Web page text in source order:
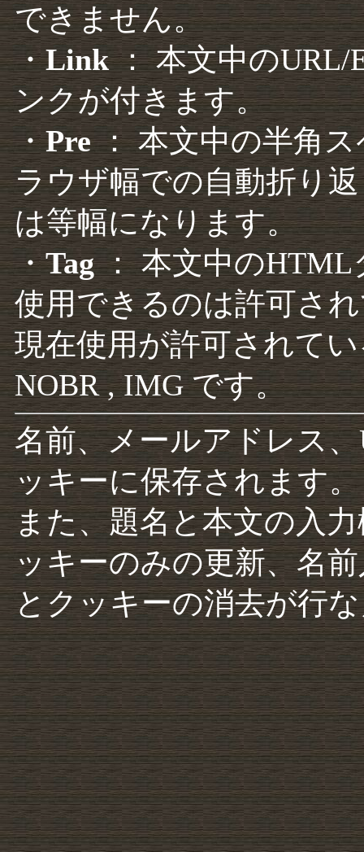
できません。
・Link： 本文中のURL/
ンクが付きます。
・Pre： 本文中の半角
ラウザ幅での自動折り
は等幅になります。
・Tag： 本文中のHTML
使用できるのは許可さ
現在使用が許可されて
NOBR , IMG です。
名前、メールアドレス
ッキーに保存されます。
また、題名と本文の入
ッキーのみの更新、名
とクッキーの消去が行